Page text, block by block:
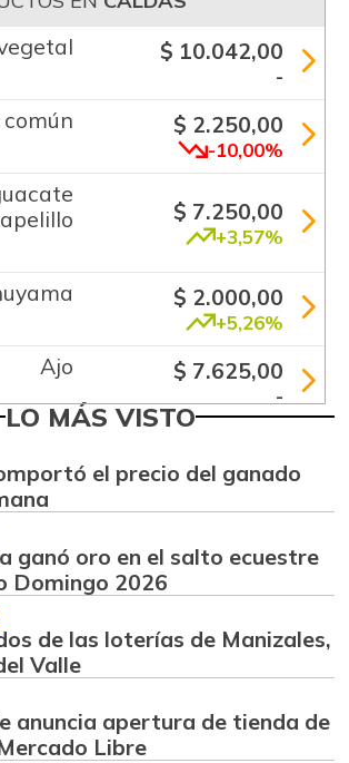
$ 10.042,00
-
$ 2.250,00
-10,00%
$ 7.250,00
+3,57%
$ 2.000,00
+5,26%
Ajo $ 7.625,00
-
-
$ 4.677,00
$ 4.560,00
verde $ 6.600,00
LO MÁS VISTO
el precio del ganado
ganó oro en el salto ecuestre
Domingo 2026
de las loterías de Manizales,
Valle
anuncia apertura de tienda de
Libre